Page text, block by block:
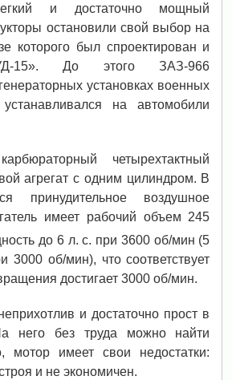
и достаточно мощный
остановили свой выбор на
которого был спроектирован и
15». До этого ЗАЗ-966
установках военных
на автомобили
четырехтактный
агрегат с одним цилиндром. В
принудительное воздушное
имеет рабочий объем 245
до 6 л. с. при 3600 об/мин (5
об/мин), что соответствует
достигает 3000 об/мин.
и достаточно прост в
него без труда можно найти
мотор имеет свои недостатки:
и не экономичен.